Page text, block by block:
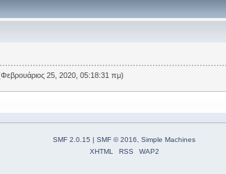
25, 2020, 05:18:31 πμ)
SMF 2.0.15 SMF © 2016, Simple Machines
XHTML
RSS WAP2